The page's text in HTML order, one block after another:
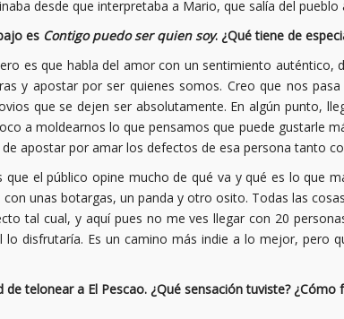
desde que interpretaba a Mario, que salía del pueblo
es Contigo puedo ser quien soy. ¿Qué tiene de
es que habla del amor con un sentimiento auténtico,
y apostar por ser quienes somos. Creo que nos
que se dejen ser absolutamente. En algún punto,
a moldearnos lo que pensamos que puede gustarle
apostar por amar los defectos de esa persona tanto
el público opine mucho de qué va y qué es lo que
unas botargas, un panda y otro osito. Todas las
tal cual, y aquí pues no me ves llegar con 20
lo disfrutaría. Es un camino más indie a lo mejor, pero
telonear a El Pescao. ¿Qué sensación tuviste?